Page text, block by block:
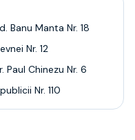
Banu Manta Nr. 18
Nr. 12
Paul Chinezu Nr. 6
Nr. 110